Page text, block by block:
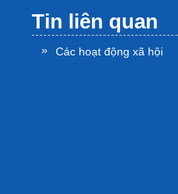
Tin liên quan
» Các hoạt động xã hội